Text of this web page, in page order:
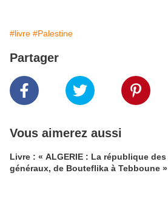
#livre #Palestine
Partager
Vous aimerez aussi
Livre : « ALGERIE : La république des
généraux, de Bouteflika à Tebboune »